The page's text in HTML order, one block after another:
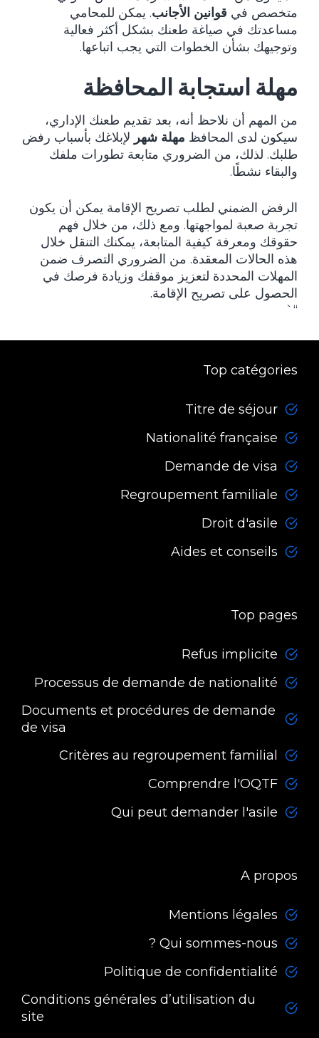
متخصص في قوانين الأجانب. يمكن للمحامي
مساعدتك في صياغة طعنك بشكل أكثر فعالية
وتوجيهك بشأن الخطوات التي يجب اتباعها.
مهلة استجابة المحافظة
من المهم أن نلاحظ أنه، بعد تقديم طعنك الإداري،
سيكون لدى المحافظ مهلة شهر لإبلاغك بأسباب رفض
طلبك. لذلك، من الضروري متابعة تطورات ملفك
والبقاء نشطًا.
الرفض الضمني لطلب تصريح الإقامة يمكن أن يكون
تجربة صعبة لمواجهتها. ومع ذلك، من خلال فهم
حقوقك ومعرفة كيفية المتابعة، يمكنك التنقل خلال
هذه الحالات المعقدة. من الضروري التصرف ضمن
المهلات المحددة لتعزيز موقفك وزيادة فرصك في
الحصول على تصريح الإقامة.
“`
Top catégories
Titre de séjour
Nationalité française
Demande de visa
Regroupement familiale
Droit d'asile
Aides et conseils
Top pages
Refus implicite
Processus de demande de nationalité
Documents et procédures de demande
de visa
Critères au regroupement familial
Comprendre l'OQTF
Qui peut demander l'asile
A propos
Mentions légales
Qui sommes-nous ?
Politique de confidentialité
Conditions générales d’utilisation du
site